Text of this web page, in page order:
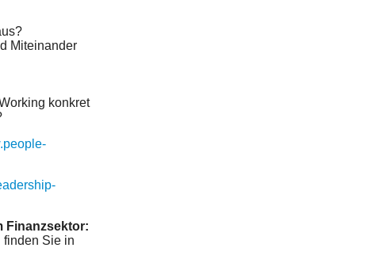
Miteinander
konkret
Finanzsektor:
finden Sie in